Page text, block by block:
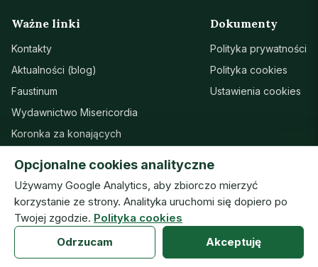
Ważne linki
Kontakty
Aktualności (blog)
Faustinum
Wydawnictwo Misericordia
Koronka za konających
Wsparcie
Dokumenty
Polityka prywatności
Polityka cookies
Ustawienia cookies
© Zgromadzenie Sióstr Matki Bożej Miłosierdzia · ISMM
prototyp — wersja robocza (09.08.2026) · v20260804h
Opcjonalne cookies analityczne
Używamy Google Analytics, aby zbiorczo mierzyć
korzystanie ze strony. Analityka uruchomi się dopiero po
Twojej zgodzie. Polityka cookies
Odrzucam
Akceptuję